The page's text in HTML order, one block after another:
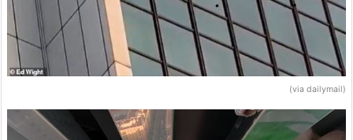
(via dailymail)